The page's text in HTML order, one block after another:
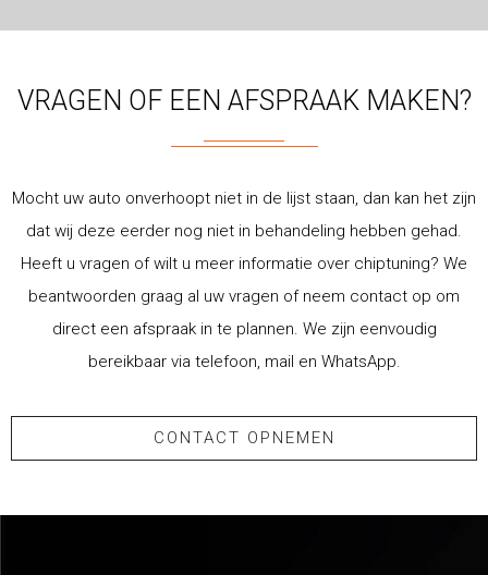
VRAGEN OF EEN AFSPRAAK MAKEN?
Mocht uw auto onverhoopt niet in de lijst staan, dan kan het zijn
dat wij deze eerder nog niet in behandeling hebben gehad.
Heeft u vragen of wilt u meer informatie over chiptuning? We
beantwoorden graag al uw vragen of neem contact op om
direct een afspraak in te plannen. We zijn eenvoudig
bereikbaar via telefoon, mail en WhatsApp.
CONTACT OPNEMEN